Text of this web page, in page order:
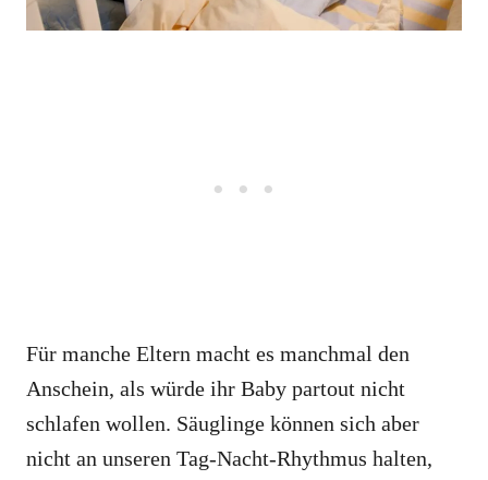
Für manche Eltern macht es manchmal den
Anschein, als würde ihr Baby partout nicht
schlafen wollen. Säuglinge können sich aber
nicht an unseren Tag-Nacht-Rhythmus halten,